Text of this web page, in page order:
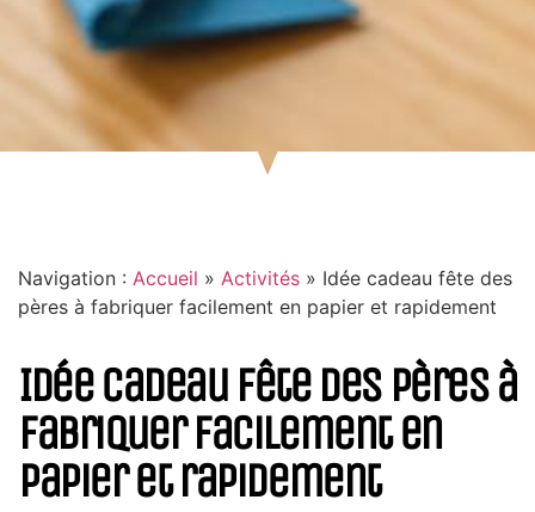
Navigation : Accueil » Activités » Idée cadeau fête des
pères à fabriquer facilement en papier et rapidement
Idée cadeau fête des pères à
fabriquer facilement en
papier et rapidement